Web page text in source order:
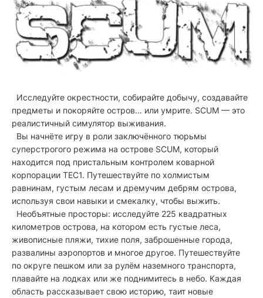
Исследуйте окрестности, собирайте добычу, создавайте
предметы и покоряйте остров… или умрите. SCUM — это
реалистичный симулятор выживания.
Вы начнёте игру в роли заключённого тюрьмы
суперстрогого режима на острове SCUM, который
находится под пристальным контролем коварной
корпорации TEC1. Путешествуйте по холмистым
равнинам, густым лесам и дремучим дебрям острова,
используя свои навыки и смекалку, чтобы выжить.
Необъятные просторы: исследуйте 225 квадратных
километров острова, на котором есть густые леса,
живописные пляжи, тихие поля, заброшенные города,
развалины аэропортов и многое другое. Путешествуйте
по округе пешком или за рулём наземного транспорта,
плавайте на лодках или же поднимитесь в небо. Каждая
область рассказывает свою историю, таит новые